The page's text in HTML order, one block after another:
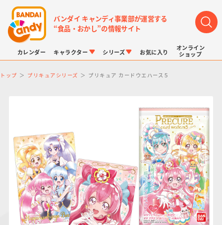
バンダイ キャンディ事業部が運営する
“食品・おかし”の情報サイト
カレンダー キャラクター
LINK TRAVELERS ドラゴンボール
シリーズ
チョコボックス ポケモンキッズ
お気に入り
オンライン
ショップ
トップ プリキュアシリーズ プリキュア カードウエハース５